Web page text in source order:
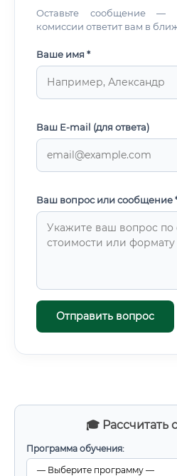
🎓 Рассчитать
Программа обучения:
Оставьте сообщение —
комиссии ответит вам в
Ваше имя *
Ваш E-mail (для ответа)
Ваш вопрос или сообщение
Отправить вопрос